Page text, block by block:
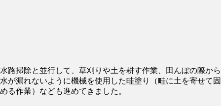
水路掃除と並行して、草刈りや土を耕す作業、田んぼの際から
水が漏れないように機械を使用した畦塗り（畦に土を寄せて固
める作業）なども進めてきました。